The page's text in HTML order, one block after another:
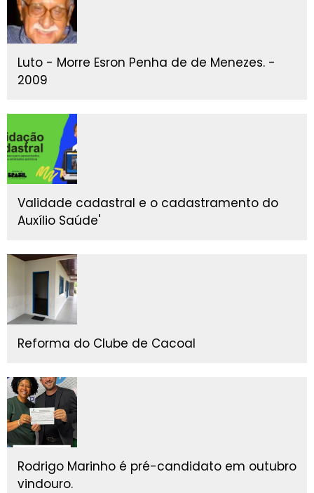
Luto - Morre Esron Penha de de Menezes. -
2009
Validade cadastral e o cadastramento do
Auxílio Saúde'
Reforma do Clube de Cacoal
Rodrigo Marinho é pré-candidato em outubro
vindouro.